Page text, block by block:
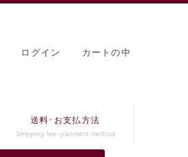
ログイン カートの中
送料･お支払方法
Shipping fee･panment method